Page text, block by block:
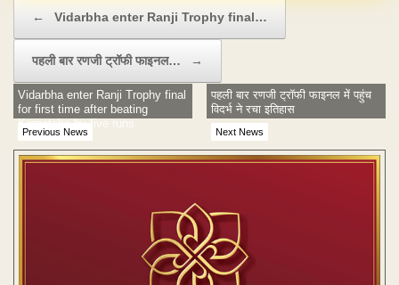
← Vidarbha enter Ranji Trophy final…
पहली बार रणजी ट्रॉफी फाइनल… →
Previous News
Vidarbha enter Ranji Trophy final
for first time after beating
Karnataka by five runs
Next News
पहली बार रणजी ट्रॉफी फाइनल में पहुंच
विदर्भ ने रचा इतिहास